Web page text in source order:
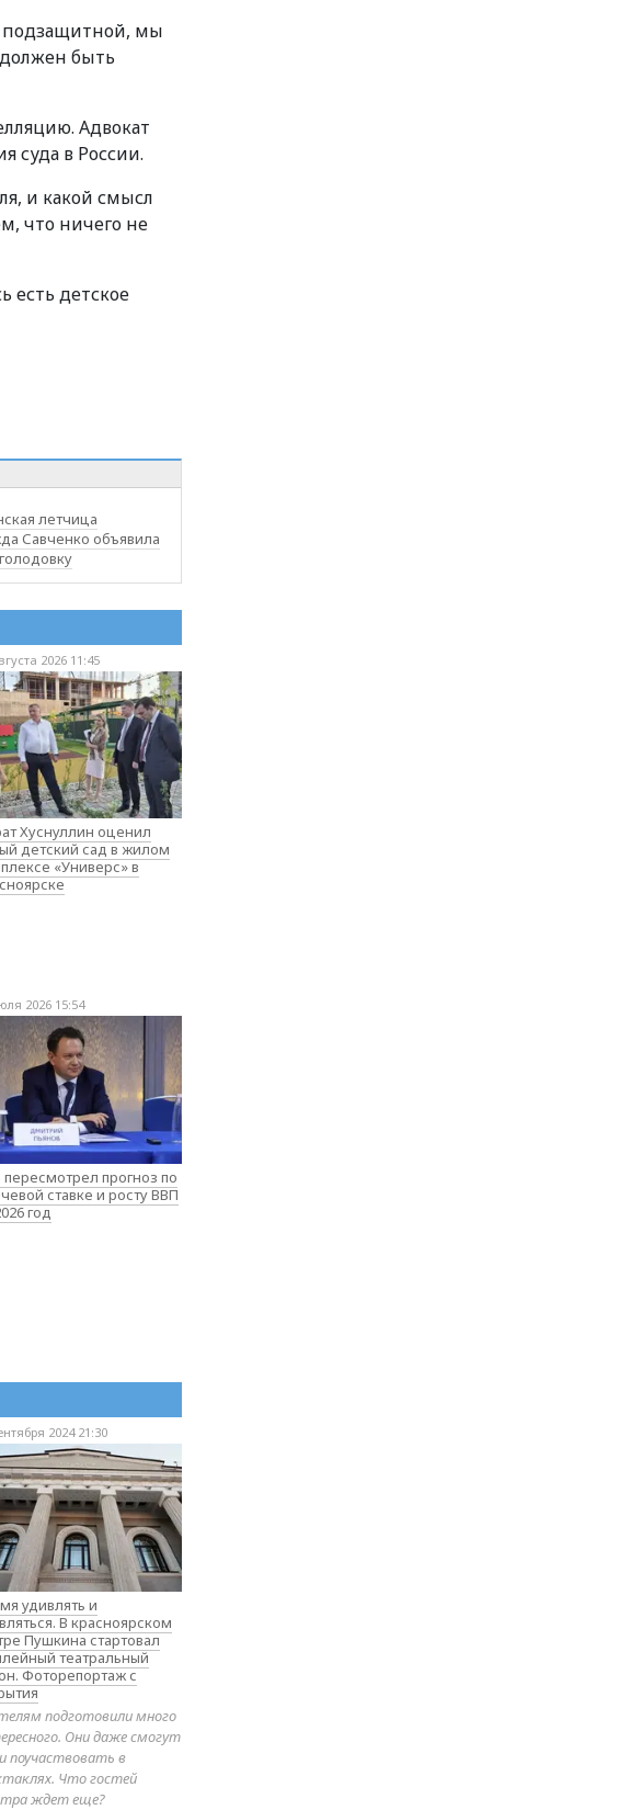
подзащитной, мы
быть
Адвокат
суда в России.
и какой смысл
что ничего не
есть детское
летчица
Савченко объявила
2026 11:45
Хуснуллин оценил
детский сад в жилом
«Универс» в
2026 15:54
прогноз по
ставке и росту ВВП
год
2024 21:30
удивлять и
В красноярском
Пушкина стартовал
театральный
Фоторепортаж с
подготовили много
Они даже смогут
поучаствовать в
Что гостей
ждет еще?